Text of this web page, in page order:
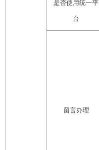
是否使用统一平
台
留言办理